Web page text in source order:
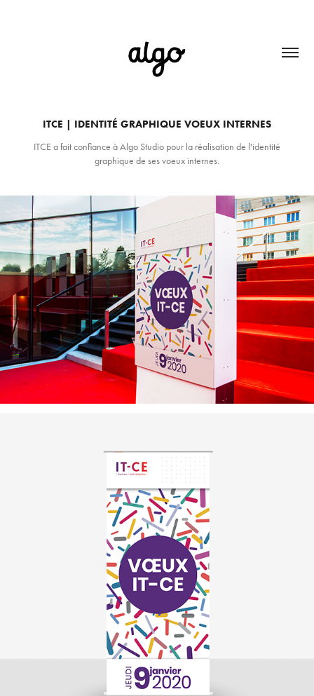
ITCE | IDENTITÉ GRAPHIQUE VOEUX INTERNES
ITCE a fait confiance à Algo Studio pour la réalisation de l'identité
graphique de ses voeux internes.